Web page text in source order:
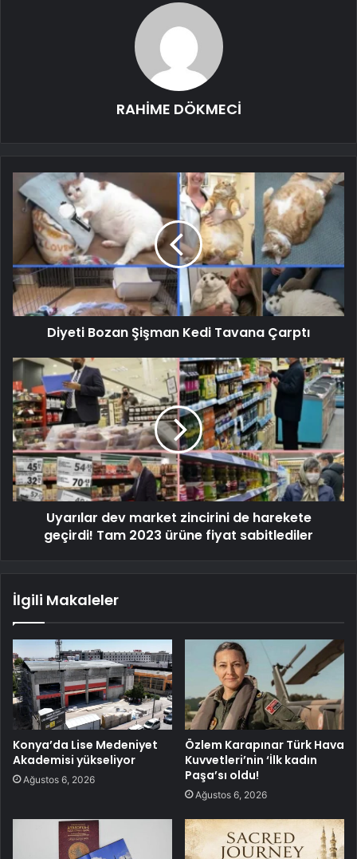
RAHİME DÖKMECİ
Diyeti Bozan Şişman Kedi Tavana Çarptı
Uyarılar dev market zincirini de harekete
geçirdi! Tam 2023 ürüne fiyat sabitlediler
İlgili Makaleler
Konya’da Lise Medeniyet
Akademisi yükseliyor
Ağustos 6, 2026
Özlem Karapınar Türk Hava
Kuvvetleri’nin ‘İlk kadın
Paşa’sı oldu!
Ağustos 6, 2026